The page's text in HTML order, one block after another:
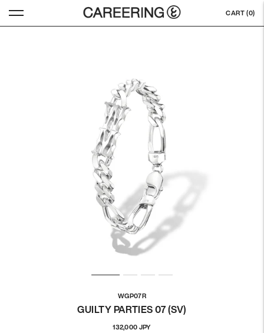
CART (0)
WGP07R
GUILTY PARTIES 07 (SV)
132,000 JPY通